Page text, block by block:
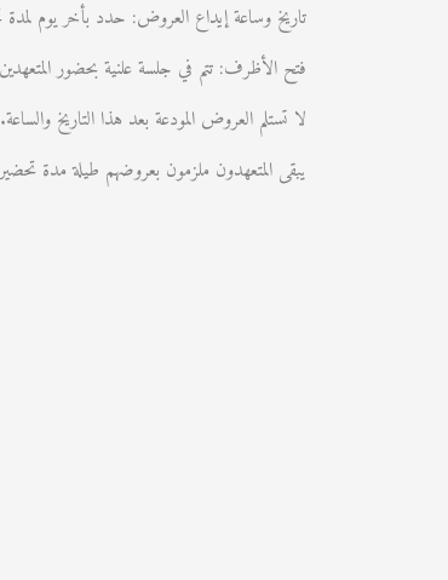
تاريخ وساعة إيداع العروض: حدد بأخر يوم لمدة
فتح الأظرف: تتم في جلسة علنية بحضور المتعهدين أو
لا تستلم العروض المودعة بعد هذا التاريخ والساعة.
يبقى المتعهدون ملزمون بعروضهم طيلة مدة تحضير